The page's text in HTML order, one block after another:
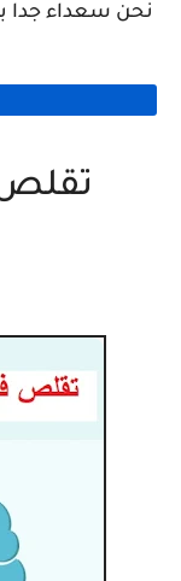
نحن سعداء جدا